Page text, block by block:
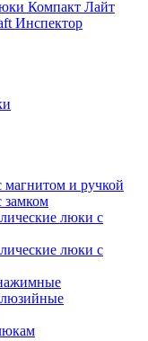
Компакт Лайт
Инспектор
и ручкой
замком
люки с
люки с